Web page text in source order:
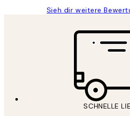
Sieh dir weitere
SCHNELLE